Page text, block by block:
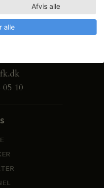
Pakhus
05 10
Afvis alle
alle